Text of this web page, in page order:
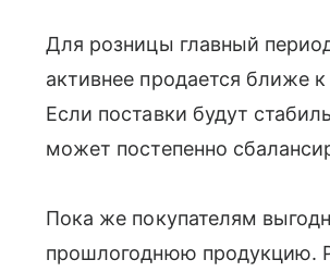
Для розницы главный
активнее продается ближе
Если поставки будут
может постепенно
Пока же покупателям
прошлогоднюю продукцию.